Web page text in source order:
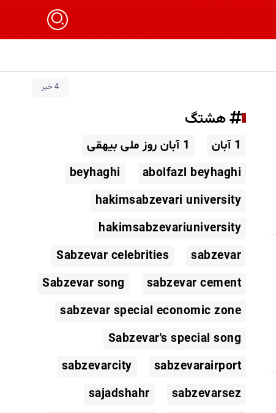
4 خبر
هشتگ
1 آبان
1 آبان روز ملی بیهقی
abolfazl beyhaghi
beyhaghi
hakimsabzevari university
hakimsabzevariuniversity
sabzevar
Sabzevar celebrities
sabzevar cement
Sabzevar song
sabzevar special economic zone
Sabzevar's special song
sabzevarairport
sabzevarcity
sabzevarsez
sajadshahr